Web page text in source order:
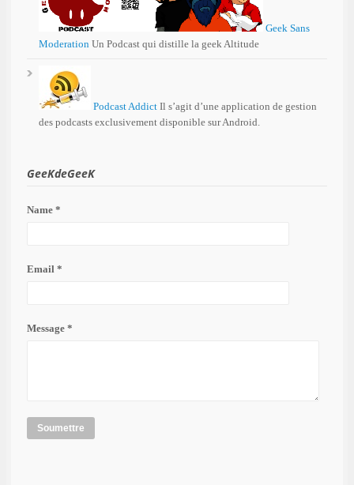
Geek Sans
Moderation Un Podcast qui distille la geek Altitude
Podcast Addict Il s’agit d’une application de gestion
des podcasts exclusivement disponible sur Android.
GeeKdeGeeK
Name *
Email *
Message *
Soumettre